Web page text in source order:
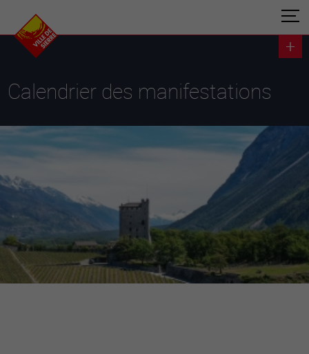
Calendrier des manifestations